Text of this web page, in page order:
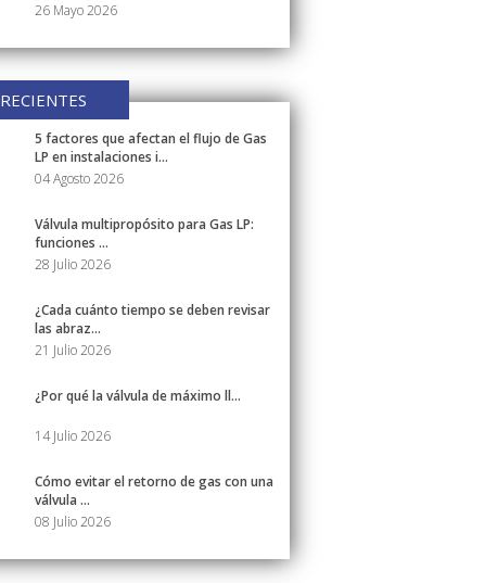
26 Mayo 2026
RECIENTES
5 factores que afectan el flujo de Gas
LP en instalaciones i...
04 Agosto 2026
Válvula multipropósito para Gas LP:
funciones ...
28 Julio 2026
¿Cada cuánto tiempo se deben revisar
las abraz...
21 Julio 2026
¿Por qué la válvula de máximo ll...
14 Julio 2026
Cómo evitar el retorno de gas con una
válvula ...
08 Julio 2026